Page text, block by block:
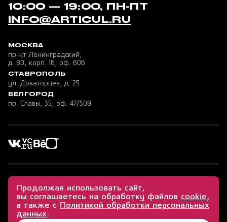
10:00 — 19:00, ПН-ПТ
INFO@ARTICUL.RU
МОСКВА
пр-кт Ленинградский,
д. 80, корп. 16, оф. 606
СТАВРОПОЛЬ
ул. Доваторцев, д. 25
БЕЛГОРОД
пр. Славы, 35, оф. 47/509
©2026ООО «Артикул Продакшн»
Аккредитованная ИТ компания, Минцифры
СОУТ
Сертификат ISO 9001
Политика конфиденциальности
Продолжая использовать сайт,
вы соглашаетесь на обработку файлов cookie,
а также с
Политикой обработки персональных
данных.